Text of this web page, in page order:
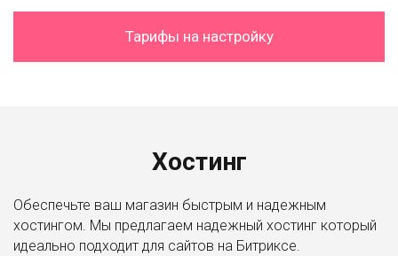
Тарифы на настройку
Хостинг
Обеспечьте ваш магазин быстрым и надежным
хостингом. Мы предлагаем надежный хостинг который
идеально подходит для сайтов на Битриксе.